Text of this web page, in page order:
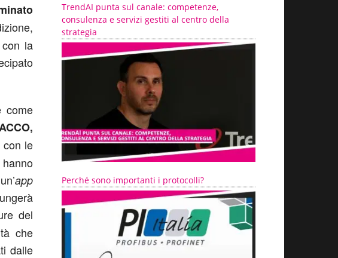
la
come
con le
app
del
che
dalle
TrendAI punta sul canale: competenze,
consulenza e servizi gestiti al centro della
strategia
Perché sono importanti i protocolli?